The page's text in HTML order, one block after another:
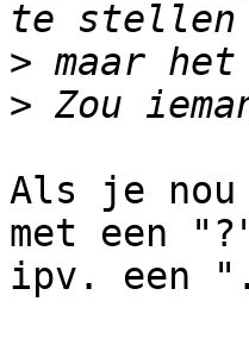
>
>
Als je nou
met een
ipv. een